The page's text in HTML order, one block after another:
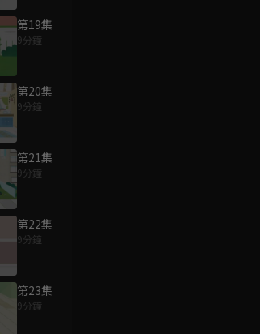
第19集
9分鐘
第20集
9分鐘
第21集
9分鐘
第22集
9分鐘
第23集
9分鐘